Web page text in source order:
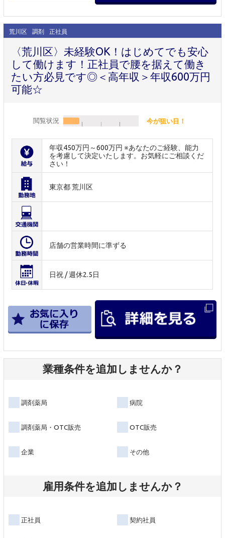
荒川区 調剤 正社員
〈荒川区〉未経験OK！はじめてでも安心
して働けます！正社員で腰を据えて働き
たい方必見です◎＜高年収＞年収600万円
可能☆
閲覧状況 今が狙い目！
年収450万円～600万円 ※あなたのご経験、能力
を考慮して決定いたします。お気軽にご相談くだ
さい！
東京都 荒川区
店舗の営業時間に準ずる
日祝 / 週休2.5日
業種条件を追加しませんか？
調剤薬局 病院
調剤薬局・OTC販売 OTC販売
企業 その他
雇用条件を追加しませんか？
正社員 契約社員